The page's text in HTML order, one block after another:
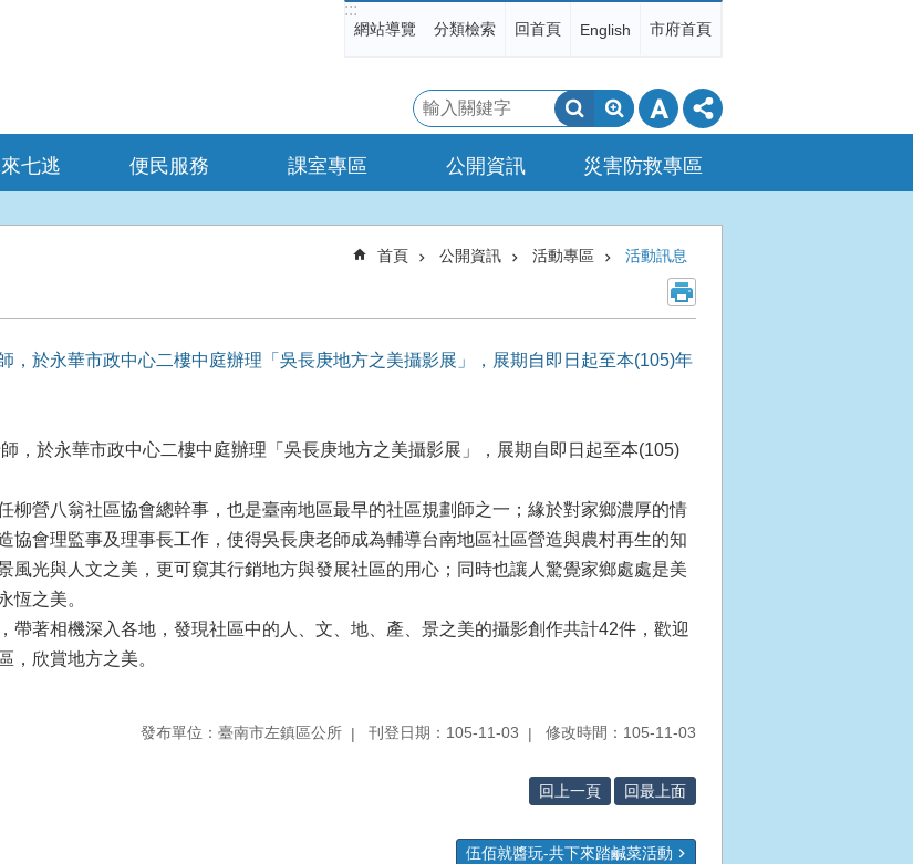
:::
網站導覽 分類檢索 回首頁 English 市府首頁
搜
尋
七逃 便民服務 課室專區 公開資訊 災害防救專區
首頁 公開資訊 活動專區 活動訊息
，於永華市政中心二樓中庭辦理「吳長庚地方之美攝影展」，展期自即日起至本(105)年
，於永華市政中心二樓中庭辦理「吳長庚地方之美攝影展」，展期自即日起至本(105)
柳營八翁社區協會總幹事，也是臺南地區最早的社區規劃師之一；緣於對家鄉濃厚的情
協會理監事及理事長工作，使得吳長庚老師成為輔導台南地區社區營造與農村再生的知
風光與人文之美，更可窺其行銷地方與發展社區的用心；同時也讓人驚覺家鄉處處是美
恆之美。
帶著相機深入各地，發現社區中的人、文、地、產、景之美的攝影創作共計42件，歡迎
，欣賞地方之美。
發布單位：臺南市左鎮區公所 刊登日期：105-11-03 修改時間：105-11-03
回上一頁 回最上面
伍佰就醬玩-共下來踏鹹菜活動